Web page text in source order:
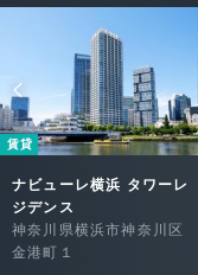
賃貸
ナビューレ横浜 タワーレ
ジデンス
神奈川県横浜市神奈川区
金港町１